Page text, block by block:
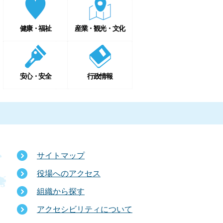
健康・福祉 産業・観光・文化
安心・安全 行政情報
サイトマップ
役場へのアクセス
組織から探す
アクセシビリティについて